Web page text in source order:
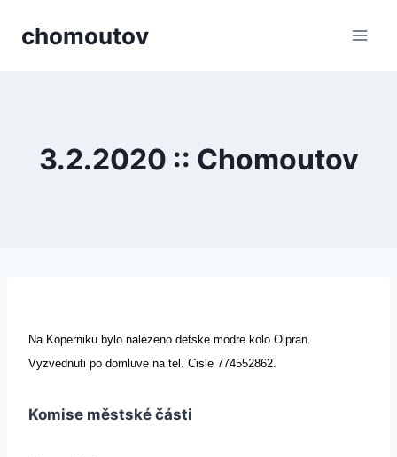
chomoutov
3.2.2020 :: Chomoutov
Na Koperniku bylo nalezeno detske modre kolo Olpran.
Vyzvednuti po domluve na tel. Cisle 774552862.
Komise městské části